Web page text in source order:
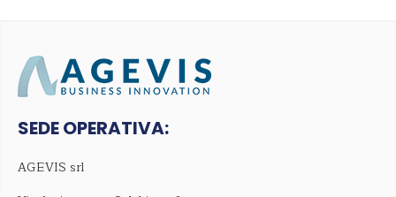
SEDE OPERATIVA:
AGEVIS srl